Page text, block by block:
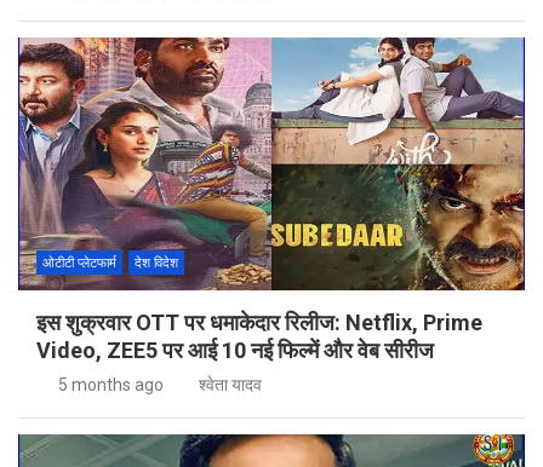
ओटीटी प्लेटफार्म देश विदेश
इस शुक्रवार OTT पर धमाकेदार रिलीज: Netflix, Prime
Video, ZEE5 पर आई 10 नई फिल्में और वेब सीरीज
5 months ago श्वेता यादव